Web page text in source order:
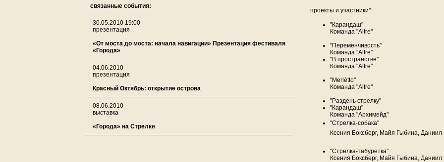
связанные события:
30.05.2010 19:00
презентация
«От моста до моста: начала навигации» Презентация фестиваля
«Города»
04.06.2010
презентация
Красный Октябрь: открытие острова
08.06.2010
выставка
«Города» на Стрелке
проекты и участники^
"Карандаш"
Команда "Altre"
"Переменчивость"
Команда "Altre"
"В пространстве"
Команда "Altre"
"Merlétto"
Команда "Altre"
"Раздень стрелку"
"Карандаш"
Команда "Архимейд"
"Стрелка-собака"
Ксения Боксберг, Майя Гыбина, Даниил
"Стрелка-табуретка"
Ксения Боксберг, Майя Гыбина, Даниил